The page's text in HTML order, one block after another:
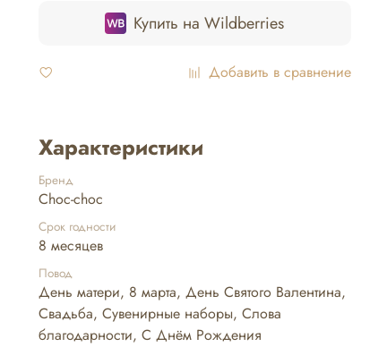
Купить на Wildberries
Добавить в сравнение
Характеристики
Бренд
Choc-choc
Срок годности
8 месяцев
Повод
День матери, 8 марта, День Святого Валентина,
Свадьба, Сувенирные наборы, Слова
благодарности, С Днём Рождения